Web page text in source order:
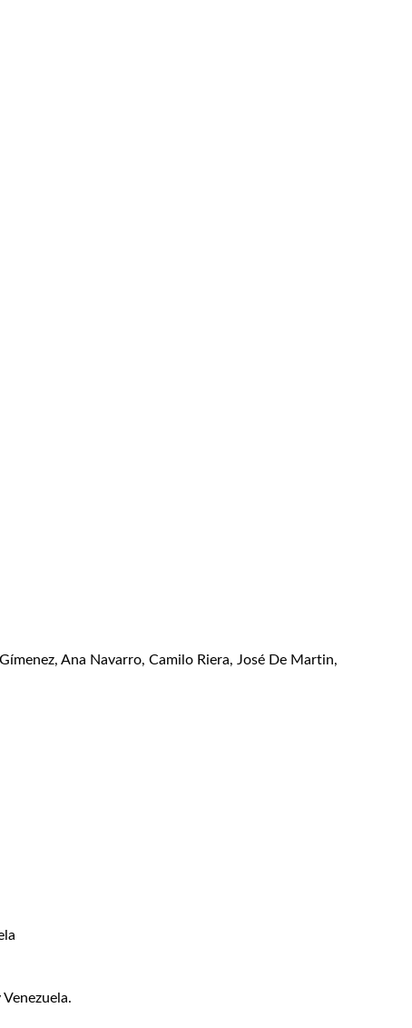
Ana Navarro, Camilo Riera, José De Martin,